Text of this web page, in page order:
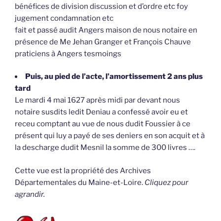
bénéfices de division discussion et d’ordre etc foy
jugement condamnation etc
fait et passé audit Angers maison de nous notaire en
présence de Me Jehan Granger et François Chauve
praticiens à Angers tesmoings
Puis, au pied de l’acte, l’amortissement 2 ans plus
tard
Le mardi 4 mai 1627 après midi par devant nous
notaire susdits ledit Deniau a confessé avoir eu et
receu comptant au vue de nous dudit Foussier à ce
présent qui luy a payé de ses deniers en son acquit et à
la descharge dudit Mesnil la somme de 300 livres ….
Cette vue est la propriété des Archives
Départementales du Maine-et-Loire. Cliquez pour
agrandir.